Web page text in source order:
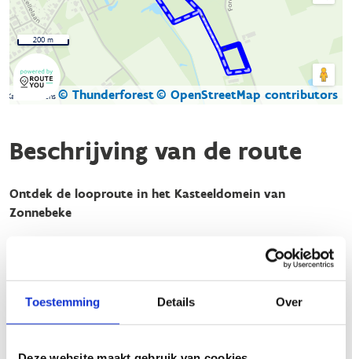
Toestemming Details Over
Kaartgegevens © Thunderforest© OpenStreetMap contributors
200 m
Beschrijving van de route
Ontdek de looproute in het Kasteeldomein van
Zonnebeke
Ben jij klaar voor een sportieve uitdaging in een historische
en natuurlijke omgeving? Het Kasteeldomein van Zonnebeke
biedt de perfecte combinatie van inspanning en ontspanning
voor lopers van elk niveau.
en kies een van de uitgestippelde looplussen: de groene lus